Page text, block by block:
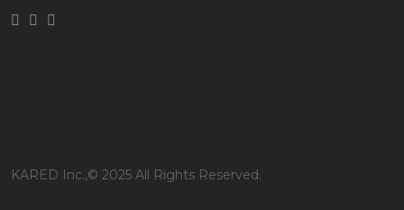
KARED Inc.,© 2025 All Rights Reserved.